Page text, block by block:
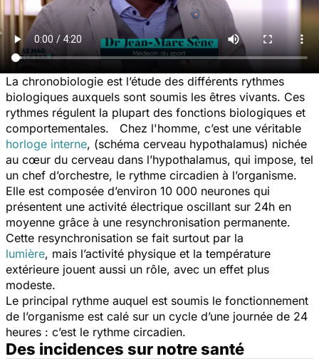
La chronobiologie est l’étude des différents rythmes
biologiques auxquels sont soumis les êtres vivants. Ces
rythmes régulent la plupart des fonctions biologiques et
comportementales. Chez l'homme, c’est une véritable
horloge interne, (schéma cerveau hypothalamus) nichée
au cœur du cerveau dans l’hypothalamus, qui impose, tel
un chef d’orchestre, le rythme circadien à l’organisme.
Elle est composée d’environ 10 000 neurones qui
présentent une activité électrique oscillant sur 24h en
moyenne grâce à une resynchronisation permanente.
Cette resynchronisation se fait surtout par la
lumière, mais l’activité physique et la température
extérieure jouent aussi un rôle, avec un effet plus
modeste.
Le principal rythme auquel est soumis le fonctionnement
de l’organisme est calé sur un cycle d’une journée de 24
heures : c’est le rythme circadien.
Des incidences sur notre santé